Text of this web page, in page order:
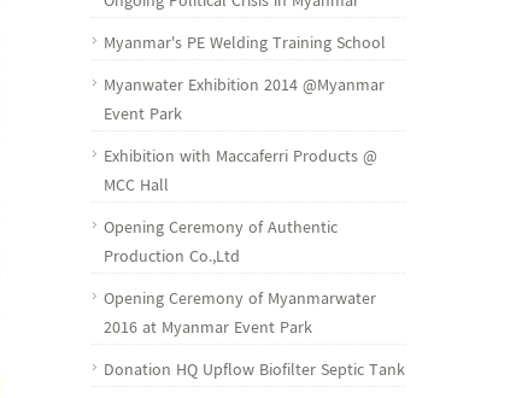
Myanmar's PE Welding Training School
Myanwater Exhibition 2014 @Myanmar
Event Park
Exhibition with Maccaferri Products @
MCC Hall
Opening Ceremony of Authentic
Production Co.,Ltd
Opening Ceremony of Myanmarwater
2016 at Myanmar Event Park
Donation HQ Upflow Biofilter Septic Tank